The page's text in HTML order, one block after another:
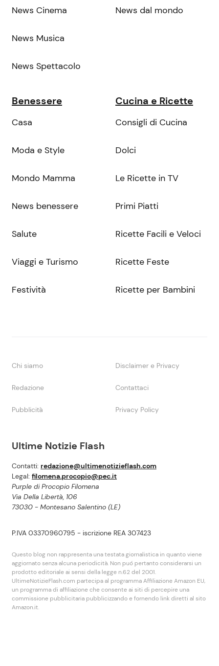
Ultime Notizie Flash
Contatti: redazione@ultimenotizieflash.com
Legal: filomena.procopio@pec.it
Purple di Procopio Filomena
Via Della Libertà, 106
73030 - Montesano Salentino (LE)
P.IVA 03370960795 - iscrizione REA 307423
Questo blog non rappresenta una testata giornalistica in quanto viene
aggiornato senza alcuna periodicità. Non puó pertanto considerarsi un
prodotto editoriale ai sensi della legge n.62 del 2001.
UltimeNotizieFlash.com partecipa al programma Affiliazione Amazon EU,
un programma di affiliazione che consente ai siti di percepire una
commissione pubblicitaria pubblicizzando e fornendo link diretti al sito
Amazon.it.
News Cinema
News Musica
News Spettacolo
News dal mondo
Benessere
Casa
Moda e Style
Mondo Mamma
News benessere
Salute
Viaggi e Turismo
Festività
Cucina e Ricette
Consigli di Cucina
Dolci
Le Ricette in TV
Primi Piatti
Ricette Facili e Veloci
Ricette Feste
Ricette per Bambini
Chi siamo Disclaimer e Privacy
Redazione Contattaci
Pubblicità Privacy Policy